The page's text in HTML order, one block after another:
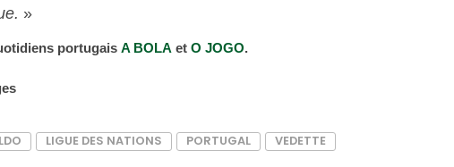
»
portugais A BOLA et O JOGO.
LIGUE DES NATIONS PORTUGAL VEDETTE